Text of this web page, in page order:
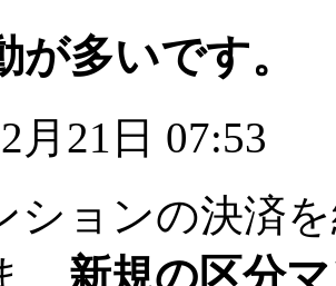
が多いです。
月21日 07:53
ションの決済
新規の区分